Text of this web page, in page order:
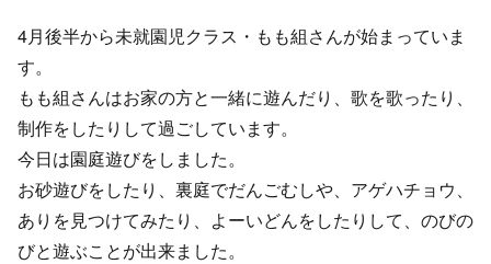
4月後半から未就園児クラス・もも組さんが始まっていま
す。
もも組さんはお家の方と一緒に遊んだり、歌を歌ったり、
制作をしたりして過ごしています。
今日は園庭遊びをしました。
お砂遊びをしたり、裏庭でだんごむしや、アゲハチョウ、
ありを見つけてみたり、よーいどんをしたりして、のびの
びと遊ぶことが出来ました。